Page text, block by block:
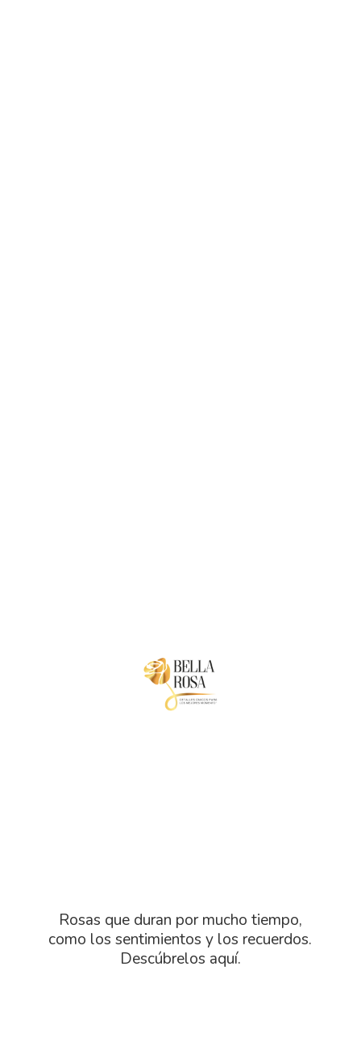
Rosas que duran por mucho tiempo,
como los sentimientos y los recuerdos.
Descúbrelos aquí.